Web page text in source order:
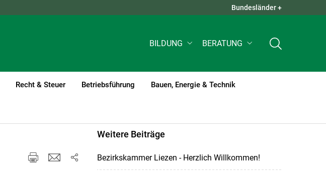
QUICK LINKS +
Bundesländer +
BILDUNG BERATUNG
Recht & Steuer Betriebsführung Bauen, Energie & Technik
Weitere Beiträge
Bezirkskammer Liezen - Herzlich Willkommen!